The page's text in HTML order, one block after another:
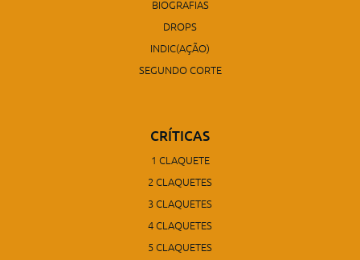
BIOGRAFIAS
DROPS
INDIC(AÇÃO)
SEGUNDO CORTE
CRÍTICAS
1 CLAQUETE
2 CLAQUETES
3 CLAQUETES
4 CLAQUETES
5 CLAQUETES